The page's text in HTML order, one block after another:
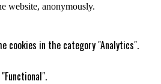
website, anonymously.
cookies in the category "Analytics".